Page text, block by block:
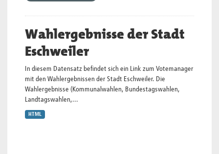
Wahlergebnisse der Stadt
Eschweiler
In diesem Datensatz befindet sich ein Link zum Votemanager
mit den Wahlergebnissen der Stadt Eschweiler. Die
Wahlergebnisse (Kommunalwahlen, Bundestagswahlen,
Landtagswahlen,...
HTML